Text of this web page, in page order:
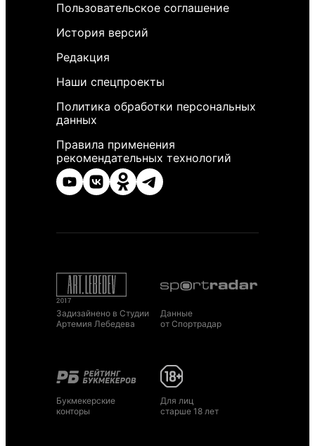
Пользовательское соглашение
История версий
Редакция
Наши спецпроекты
Политика обработки персональных
данных
Правила применения
рекомендательных технологий
Задизайнено в Студии
Артемия Лебедева
Данные
от Спортрадар
Букмекерские
конторы
Для лиц
старше 18 лет